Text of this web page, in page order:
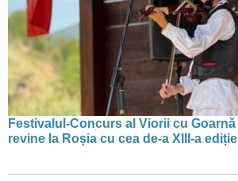
Festivalul-Concurs al Viorii cu
revine la Roșia cu cea de-a XIII-a ediție